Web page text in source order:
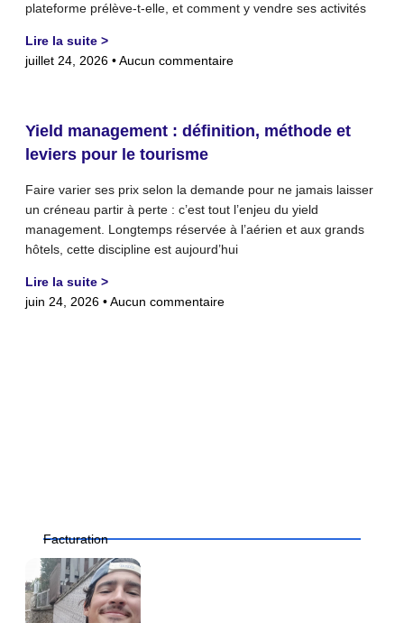
plateforme prélève-t-elle, et comment y vendre ses activités
Lire la suite >
juillet 24, 2026
Aucun commentaire
Yield management : définition, méthode et
leviers pour le tourisme
Faire varier ses prix selon la demande pour ne jamais laisser
un créneau partir à perte : c’est tout l’enjeu du yield
management. Longtemps réservée à l’aérien et aux grands
hôtels, cette discipline est aujourd’hui
Lire la suite >
juin 24, 2026
Aucun commentaire
Facturation